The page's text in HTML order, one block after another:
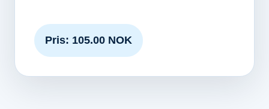
Pris: 105.00 NOK